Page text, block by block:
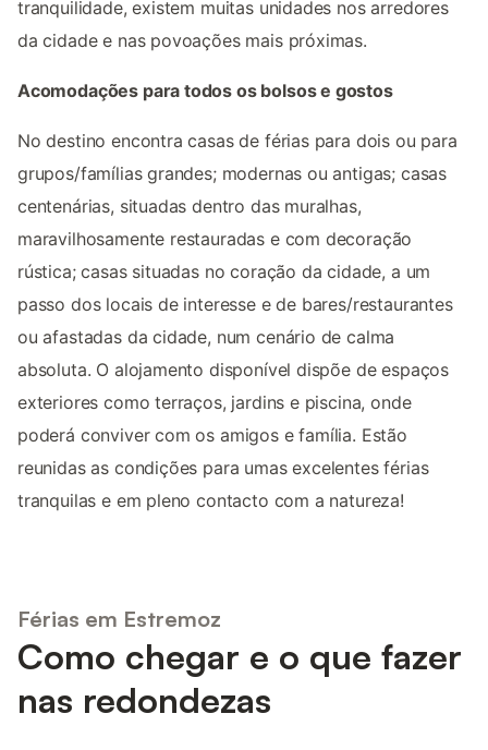
tranquilidade, existem muitas unidades nos arredores
da cidade e nas povoações mais próximas.
Acomodações para todos os bolsos e gostos
No destino encontra casas de férias para dois ou para
grupos/famílias grandes; modernas ou antigas; casas
centenárias, situadas dentro das muralhas,
maravilhosamente restauradas e com decoração
rústica; casas situadas no coração da cidade, a um
passo dos locais de interesse e de bares/restaurantes
ou afastadas da cidade, num cenário de calma
absoluta. O alojamento disponível dispõe de espaços
exteriores como terraços, jardins e piscina, onde
poderá conviver com os amigos e família. Estão
reunidas as condições para umas excelentes férias
tranquilas e em pleno contacto com a natureza!
Férias em Estremoz
Como chegar e o que fazer
nas redondezas